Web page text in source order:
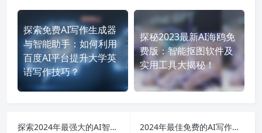
探索免费AI写作生成器
与智能助手：如何利用
百度AI平台提升大学英
语写作技巧？
探秘2023最新AI海鸥免
费版：智能抠图软件及
实用工具大揭秘！
探索2024年最强大的AI智能写作工具：免登录、免费与破解版全解析！
2024年最佳免费的AI写作助手推荐：解锁你的创作潜力与灵感